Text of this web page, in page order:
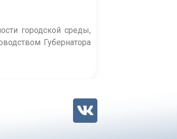
городской среды,
Губернатора